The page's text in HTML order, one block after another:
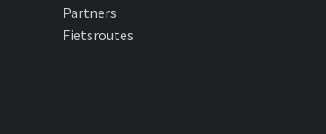
Partners
Fietsroutes